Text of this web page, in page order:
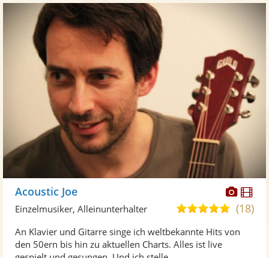
Fotos
Acoustic Joe
5,0
5
(18)
Einzelmusiker, Alleinunterhalter
An Klavier und Gitarre singe ich weltbekannte Hits von
den 50ern bis hin zu aktuellen Charts. Alles ist live